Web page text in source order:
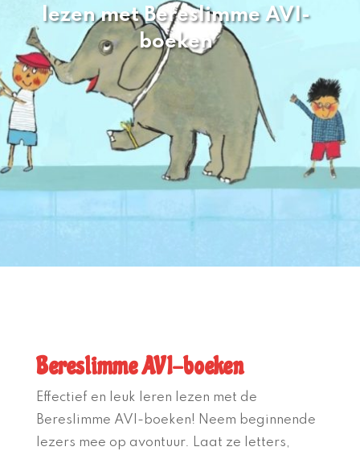
lezen met Bereslimme AVI-
boeken
Bereslimme AVI-boeken
Effectief en leuk leren lezen met de
Bereslimme AVI-boeken! Neem beginnende
lezers mee op avontuur. Laat ze letters,